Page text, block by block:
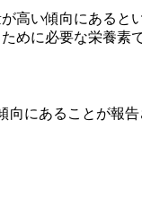
高い傾向にある
めに必要な栄養素
向にあることが報